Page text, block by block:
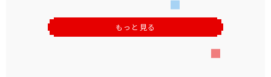
もっと見る